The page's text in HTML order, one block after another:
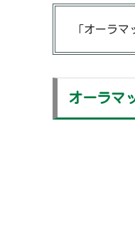
「オーラ
オーラマ